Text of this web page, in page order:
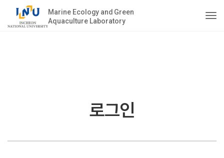
Marine Ecology and Green
Aquaculture Laboratory
로그인